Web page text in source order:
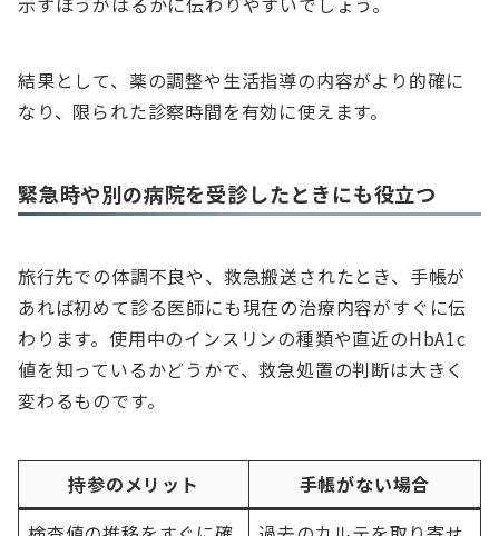
結果として、薬の調整や生活指導の内容がより的確に
なり、限られた診察時間を有効に使えます。
緊急時や別の病院を受診したときにも役立つ
旅行先での体調不良や、救急搬送されたとき、手帳が
あれば初めて診る医師にも現在の治療内容がすぐに伝
わります。使用中のインスリンの種類や直近のHbA1c
値を知っているかどうかで、救急処置の判断は大きく
変わるものです。
持参のメリット
手帳がない場合